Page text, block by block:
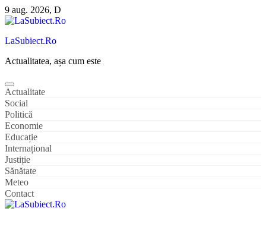
Sari
la
9 aug. 2026, D
LaSubiect.Ro
Actualitatea, așa cum este
Actualitate
Social
Politică
Economie
Educație
Internațional
Justiție
Sănătate
Meteo
Contact